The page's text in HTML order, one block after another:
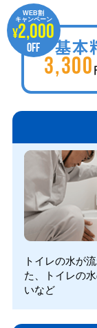
WEB割
キャンペーン
¥2,000
OFF 基本
3,300
トイレの水が
た、トイレの
いなど